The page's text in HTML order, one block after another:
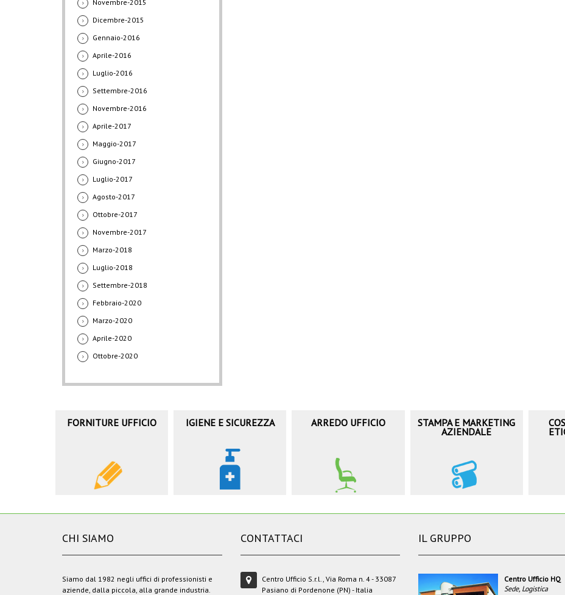
Novembre-2015
Dicembre-2015
Gennaio-2016
Aprile-2016
Luglio-2016
Settembre-2016
Novembre-2016
Aprile-2017
Maggio-2017
Giugno-2017
Luglio-2017
Agosto-2017
Ottobre-2017
Novembre-2017
Marzo-2018
Luglio-2018
Settembre-2018
Febbraio-2020
Marzo-2020
Aprile-2020
Ottobre-2020
FORNITURE UFFICIO IGIENE E SICUREZZA ARREDO UFFICIO STAMPA E MARKETING
AZIENDALE
CHI SIAMO
Siamo dal 1982 negli uffici di professionisti e
aziende, dalla piccola, alla grande industria.
CONTATTACI
Centro Ufficio S.r.l., Via Roma n. 4 - 33087
Pasiano di Pordenone (PN) - Italia
IL GRUPPO
Centro Ufficio HQ
Sede, Logistica